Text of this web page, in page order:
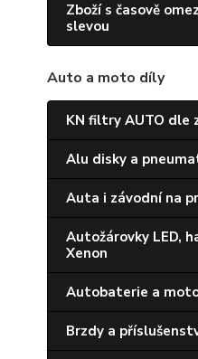
Zboží s časově
slevou
Auto a moto díly
KN filtry AUTO dle
Alu disky a
Auta i závodní na
Autožárovky LED,
Xenon
Autobaterie a
Brzdy a